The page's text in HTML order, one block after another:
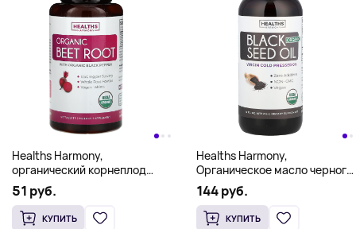
Healths Harmony,
органический корнеплод
свеклы с органическим
черным перцем, 60 таблеток
51 руб.
КУПИТЬ
Healths Harmony,
Органическое масло черного
тмина, 473 мл (16 жидк.
Унций)
144 руб.
КУПИТЬ